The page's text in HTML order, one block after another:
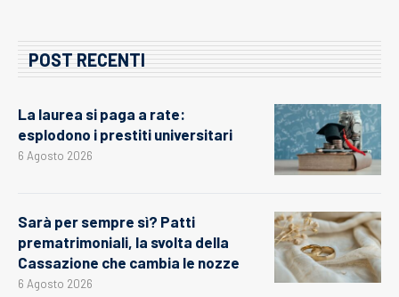
POST RECENTI
La laurea si paga a rate:
esplodono i prestiti universitari
6 Agosto 2026
Sarà per sempre sì? Patti
prematrimoniali, la svolta della
Cassazione che cambia le nozze
6 Agosto 2026